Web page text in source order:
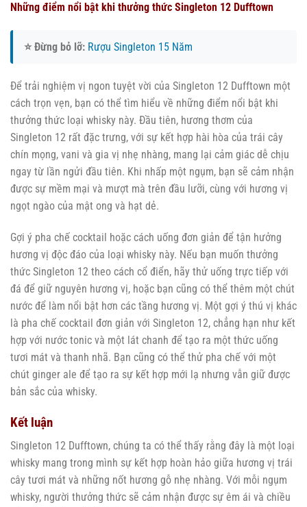
Những điểm nổi bật khi thưởng thức Singleton 12 Dufftown
⭐ Đừng bỏ lỡ: Rượu Singleton 15 Năm
Để trải nghiệm vị ngon tuyệt vời của Singleton 12 Dufftown một
cách trọn vẹn, bạn có thể tìm hiểu về những điểm nổi bật khi
thưởng thức loại whisky này. Đầu tiên, hương thơm của
Singleton 12 rất đặc trưng, với sự kết hợp hài hòa của trái cây
chín mọng, vani và gia vị nhẹ nhàng, mang lại cảm giác dễ chịu
ngay từ lần ngửi đầu tiên. Khi nhấp một ngụm, bạn sẽ cảm nhận
được sự mềm mại và mượt mà trên đầu lưỡi, cùng với hương vị
ngọt ngào của mật ong và hạt dẻ.
Gợi ý pha chế cocktail hoặc cách uống đơn giản để tận hưởng
hương vị độc đáo của loại whisky này. Nếu bạn muốn thưởng
thức Singleton 12 theo cách cổ điển, hãy thử uống trực tiếp với
đá để giữ nguyên hương vị, hoặc bạn cũng có thể thêm một chút
nước để làm nổi bật hơn các tầng hương vị. Một gợi ý thú vị khác
là pha chế cocktail đơn giản với Singleton 12, chẳng hạn như kết
hợp với nước tonic và một lát chanh để tạo ra một thức uống
tươi mát và thanh nhã. Bạn cũng có thể thử pha chế với một
chút ginger ale để tạo ra sự kết hợp mới lạ nhưng vẫn giữ được
bản sắc của whisky.
Kết luận
Singleton 12 Dufftown, chúng ta có thể thấy rằng đây là một loại
whisky mang trong mình sự kết hợp hoàn hảo giữa hương vị trái
cây tươi mát và những nốt hương gỗ nhẹ nhàng. Với mỗi ngụm
whisky, người thưởng thức sẽ cảm nhận được sự êm ái và chiều